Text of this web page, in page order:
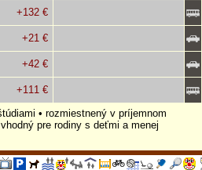
+132 €
+21 €
+42 €
+111 €
• rozmiestnený v príjemnom
pre rodiny s deťmi a menej